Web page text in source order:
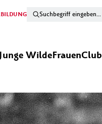
BILDUNG
WildeFrauenClub